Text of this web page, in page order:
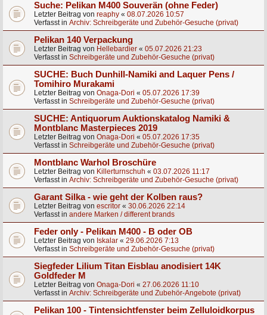
Suche: Pelikan M400 Souverän (ohne Feder)
Letzter Beitrag von reaphy « 08.07.2026 10:57
Verfasst in Archiv: Schreibgeräte und Zubehör-Gesuche (privat)
Pelikan 140 Verpackung
Letzter Beitrag von Hellebardier « 05.07.2026 21:23
Verfasst in Schreibgeräte und Zubehör-Gesuche (privat)
SUCHE: Buch Dunhill-Namiki and Laquer Pens /
Tomihiro Murakami
Letzter Beitrag von Onaga-Dori « 05.07.2026 17:39
Verfasst in Schreibgeräte und Zubehör-Gesuche (privat)
SUCHE: Antiquorum Auktionskatalog Namiki &
Montblanc Masterpieces 2019
Letzter Beitrag von Onaga-Dori « 05.07.2026 17:35
Verfasst in Schreibgeräte und Zubehör-Gesuche (privat)
Montblanc Warhol Broschüre
Letzter Beitrag von Killerturnschuh « 03.07.2026 11:17
Verfasst in Archiv: Schreibgeräte und Zubehör-Gesuche (privat)
Garant Silka - wie geht der Kolben raus?
Letzter Beitrag von escritor « 30.06.2026 22:14
Verfasst in andere Marken / different brands
Feder only - Pelikan M400 - B oder OB
Letzter Beitrag von Iskalar « 29.06.2026 7:13
Verfasst in Schreibgeräte und Zubehör-Gesuche (privat)
Siegfeder Lilium Titan Eisblau anodisiert 14K
Goldfeder M
Letzter Beitrag von Onaga-Dori « 27.06.2026 11:10
Verfasst in Archiv: Schreibgeräte und Zubehör-Angebote (privat)
Pelikan 100 - Tintensichtfenster beim Zelluloidkorpus